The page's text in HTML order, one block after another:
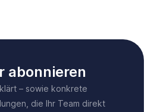
abonnieren
– sowie konkrete
die Ihr Team direkt